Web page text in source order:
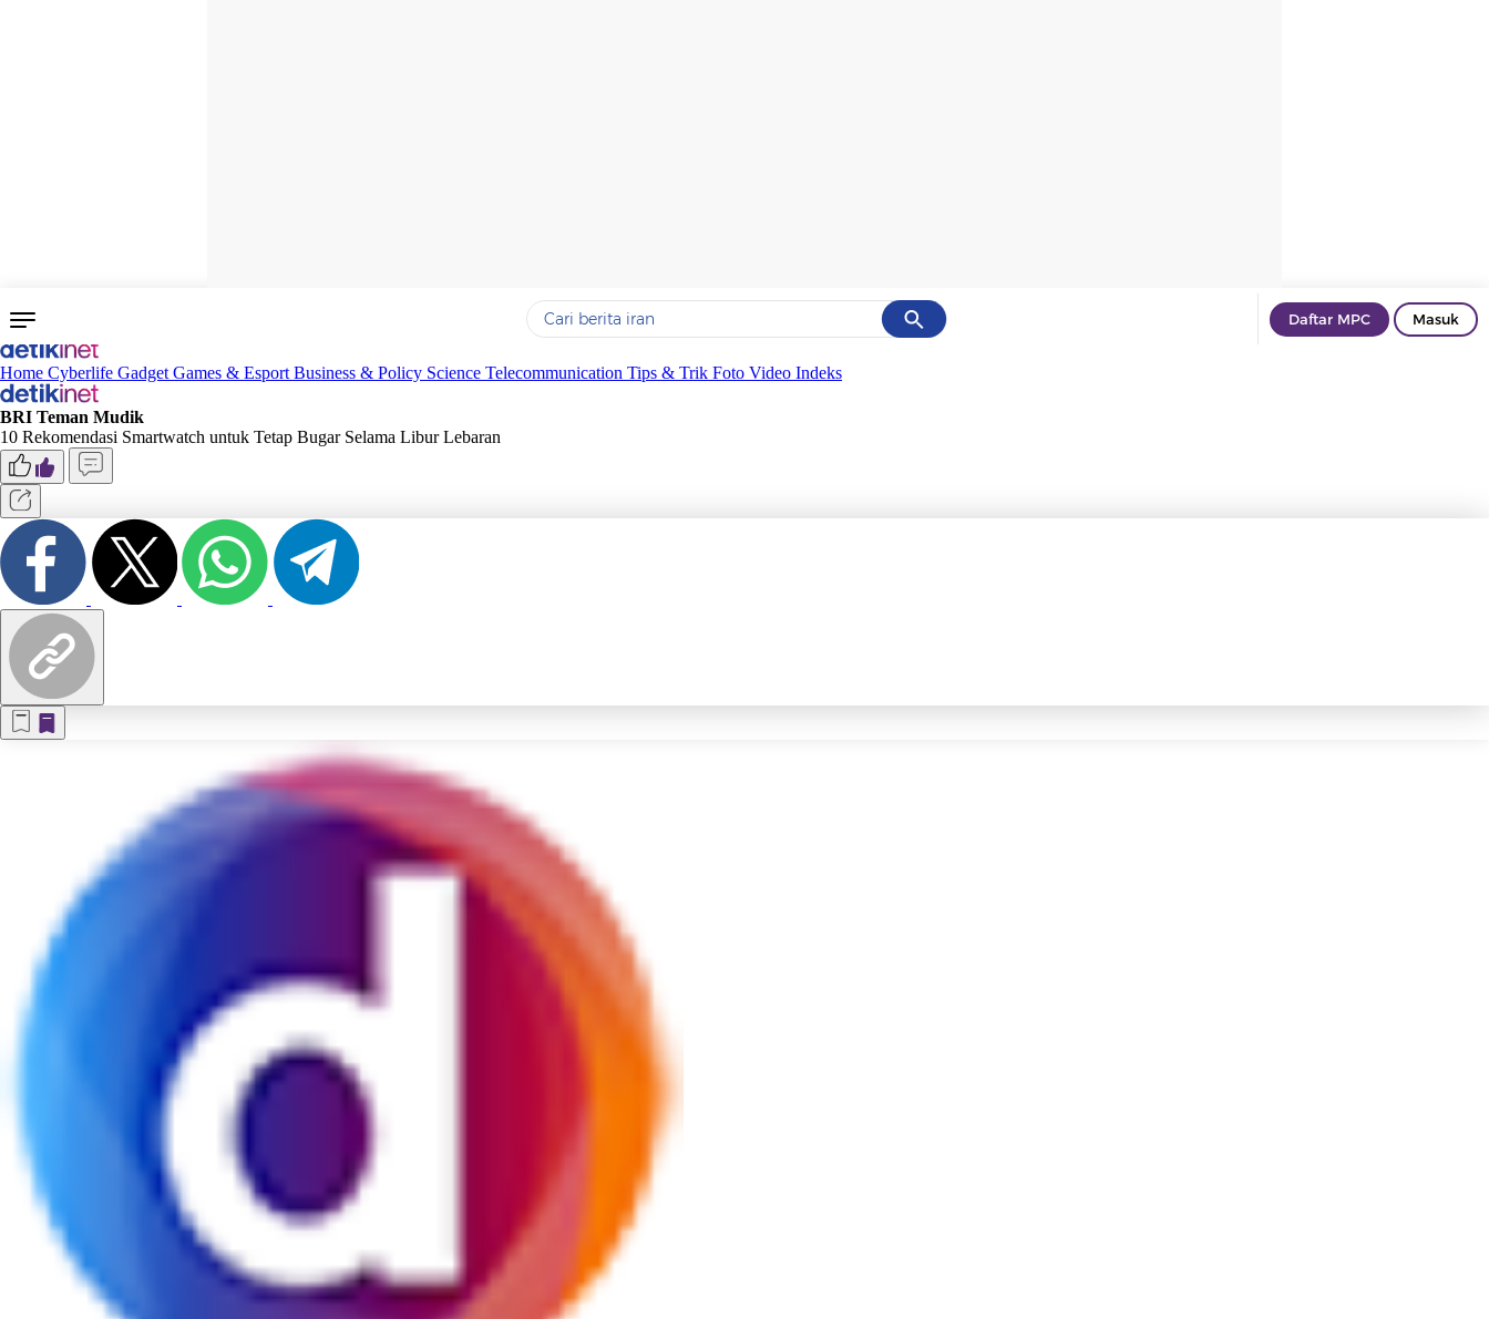
Cancel
Yang sedang ramai dicari
Daftar MPC Masuk
Home Cyberlife Gadget Games & Esport Business & Policy Science Telecommunication Tips & Trik Foto Video Indeks
BRI Teman Mudik
10 Rekomendasi Smartwatch untuk Tetap Bugar Selama Libur Lebaran